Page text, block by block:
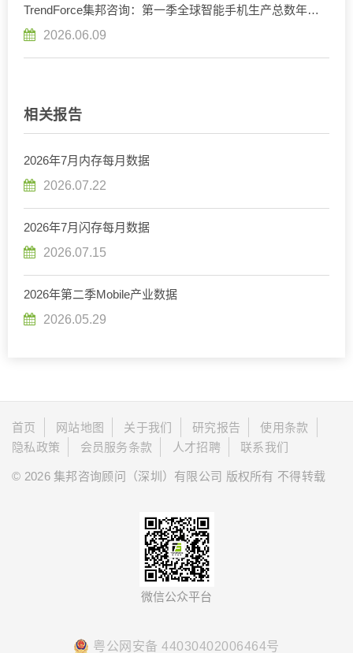
TrendForce集邦咨询：第一季全球智能手机生产总数年减
2026.06.09
相关报告
2026年7月内存每月数据
2026.07.22
2026年7月闪存每月数据
2026.07.15
2026年第二季Mobile产业数据
2026.05.29
首页 网站地图 关于我们 研究报告
使用条款
隐私政策
会员服务条款 人才招聘 联系我们
© 2026 集邦咨询顾问（深圳）有限公司 版权所有 不得转载
微信公众平台
粤公网安备 44030402006464号